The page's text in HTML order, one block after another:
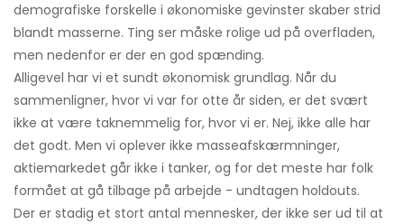
demografiske forskelle i økonomiske gevinster skaber strid
blandt masserne. Ting ser måske rolige ud på overfladen,
men nedenfor er der en god spænding.
Alligevel har vi et sundt økonomisk grundlag. Når du
sammenligner, hvor vi var for otte år siden, er det svært
ikke at være taknemmelig for, hvor vi er. Nej, ikke alle har
det godt. Men vi oplever ikke masseafskærmninger,
aktiemarkedet går ikke i tanker, og for det meste har folk
formået at gå tilbage på arbejde - undtagen holdouts.
Der er stadig et stort antal mennesker, der ikke ser ud til at